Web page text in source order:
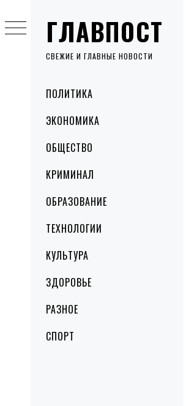
ГЛАВПОСТ
СВЕЖИЕ И ГЛАВНЫЕ НОВОСТИ
MenuПОЛИТИКА
ЭКОНОМИКА
ОБЩЕСТВО
КРИМИНАЛ
ОБРАЗОВАНИЕ
ТЕХНОЛОГИИ
КУЛЬТУРА
ЗДОРОВЬЕ
РАЗНОЕ
СПОРТ
to
content